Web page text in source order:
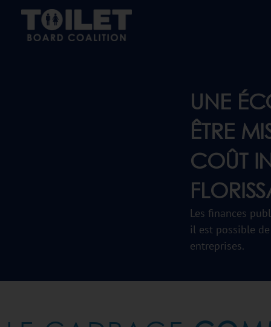
UNE
ÊTRE
COÛT
Les finances
il est possible
entreprises.